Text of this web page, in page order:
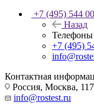
+7 (495) 544
Назад
Телефоны
+7 (495)
Контактная
Россия, Москва,
info@rostest.ru